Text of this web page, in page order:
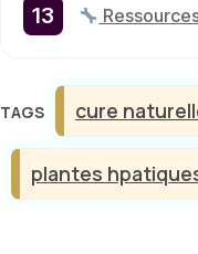
Étiquettes
cure
plantes